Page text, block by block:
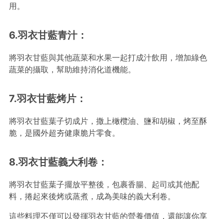
用。
6.羽衣甘藍青汁：
將羽衣甘藍與其他蔬菜和水果一起打成汁飲用，增加綠色
蔬菜的攝取，幫助維持消化道機能。
7.羽衣甘藍烤片：
將羽衣甘藍葉子切成片，撒上橄欖油、鹽和胡椒，烤至酥
脆，是國外超夯健康脆片零食。
8.羽衣甘藍義大利卷：
將羽衣甘藍葉子擺放平整後，包裹香腸、起司或其他配
料，捲起來後烤或蒸煮，成為美味的義大利卷。
這些料理不僅可以發揮羽衣甘藍的營養價值，還能讓你享